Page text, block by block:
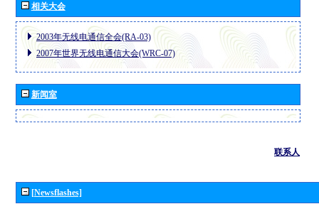
相关大会
2003年无线电通信全会(RA-03)
2007年世界无线电通信大会(WRC-07)
新闻室
联系人
[Newsflashes]